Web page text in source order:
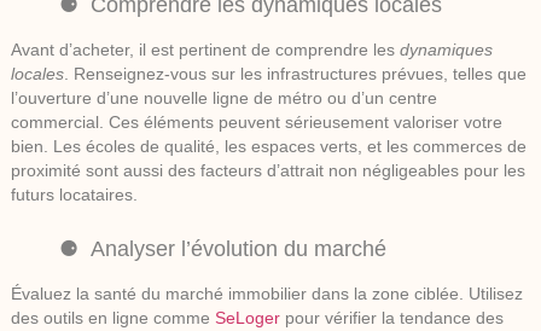
Comprendre les dynamiques locales
Avant d’acheter, il est pertinent de comprendre les dynamiques
locales. Renseignez-vous sur les infrastructures prévues, telles que
l’ouverture d’une nouvelle ligne de métro ou d’un centre
commercial. Ces éléments peuvent sérieusement valoriser votre
bien. Les écoles de qualité, les espaces verts, et les commerces de
proximité sont aussi des facteurs d’attrait non négligeables pour les
futurs locataires.
Analyser l’évolution du marché
Évaluez la santé du marché immobilier dans la zone ciblée. Utilisez
des outils en ligne comme SeLogerpour vérifier la tendance des